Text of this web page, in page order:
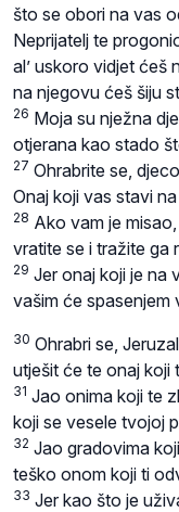
što se obori na vas
Neprijatelj te
al’ uskoro vidjet ćeš
na njegovu ćeš šiju
26 Moja su nježna
otjerana kao stado
27 Ohrabrite se,
Onaj koji vas stavi
28 Ako vam je
vratite se i tražite ga
29 Jer onaj koji je na
vašim će spasenjem
30 Ohrabri se,
utješit će te onaj koji
31 Jao onima koji te
koji se vesele tvojoj
32 Jao gradovima
teško onom koji ti
33 Jer kao što je